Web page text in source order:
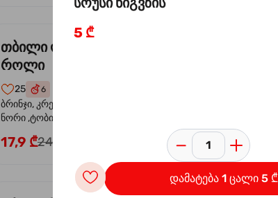
თბილი ორაგულის
როლი
25 6
ბრინჯი, კრემ-ყველი, კიტრი,
ნორი ,ტობიკო , მაიონეზი,
ფოთოლი
17,9 ₾24,9 ₾
5 ₾
დამატება 1 ცალი 5 ₾